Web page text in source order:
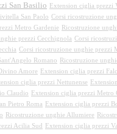
San Basilio
Extension ciglia prezzi
San Paolo Corsi ricostruzione
Metro Gardenie
Ricostruzione
prezzi Cecchignola Corsi
Corsi ricostruzione unghie prezzi
Romano
Ricostruzione
Amore
Extension ciglia prezzi
ciglia prezzi Nettunense
Claudio Extension ciglia prezzi Metro
Pietro Roma
Extension ciglia prezzi
Ricostruzione unghie Allumiere
Acilia Sud
Extension ciglia prezzi